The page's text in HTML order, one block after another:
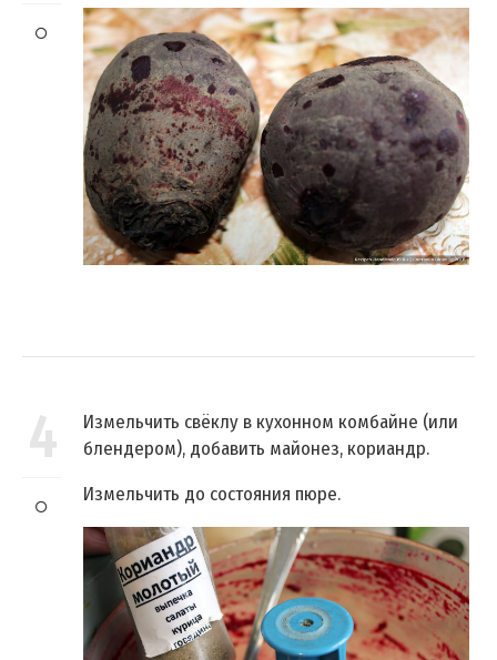
4
Измельчить свёклу в кухонном комбайне (или
блендером), добавить майонез, кориандр.
Измельчить до состояния пюре.